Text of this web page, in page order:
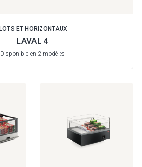
ÎLOTS ET HORIZONTAUX
LAVAL 4
Disponible en 2 modèles